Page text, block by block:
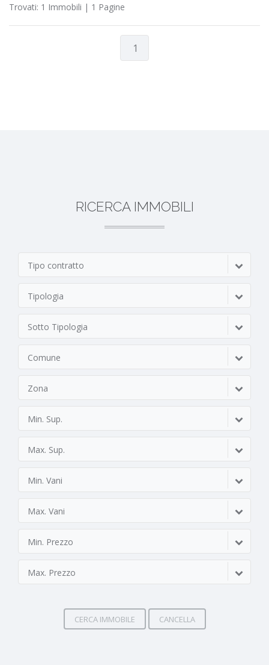
Trovati: 1 Immobili | 1 Pagine
1
RICERCA IMMOBILI
Tipo contratto
Tipologia
Sotto Tipologia
Comune
Zona
Min. Sup.
Max. Sup.
Min. Vani
Max. Vani
Min. Prezzo
Max. Prezzo
CERCA IMMOBILE CANCELLA